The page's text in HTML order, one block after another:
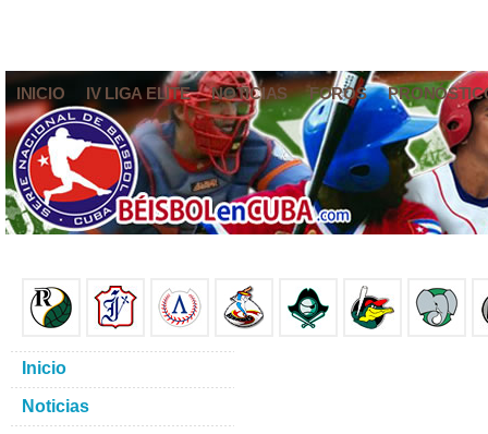
INICIO IV LIGA ELITE NOTICIAS FOROS
Inicio
Noticias